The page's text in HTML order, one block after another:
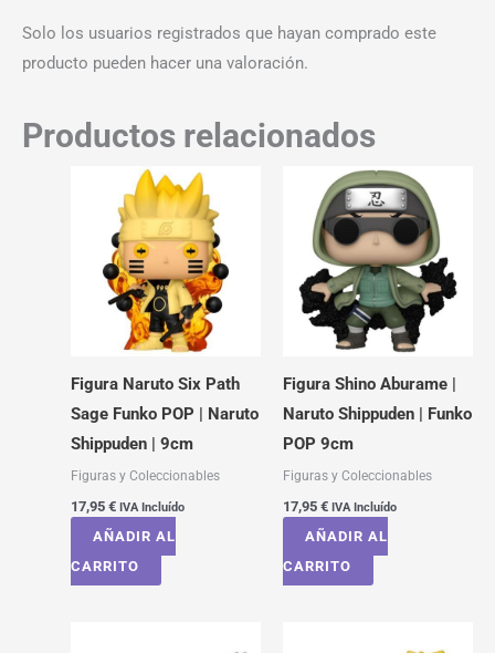
Solo los usuarios registrados que hayan comprado este
producto pueden hacer una valoración.
Productos relacionados
Figura Naruto Six Path
Sage Funko POP | Naruto
Shippuden | 9cm
Figuras y Coleccionables
17,95 € IVA Incluído
AÑADIR AL
CARRITO
Figura Shino Aburame |
Naruto Shippuden | Funko
POP 9cm
Figuras y Coleccionables
17,95 € IVA Incluído
AÑADIR AL
CARRITO